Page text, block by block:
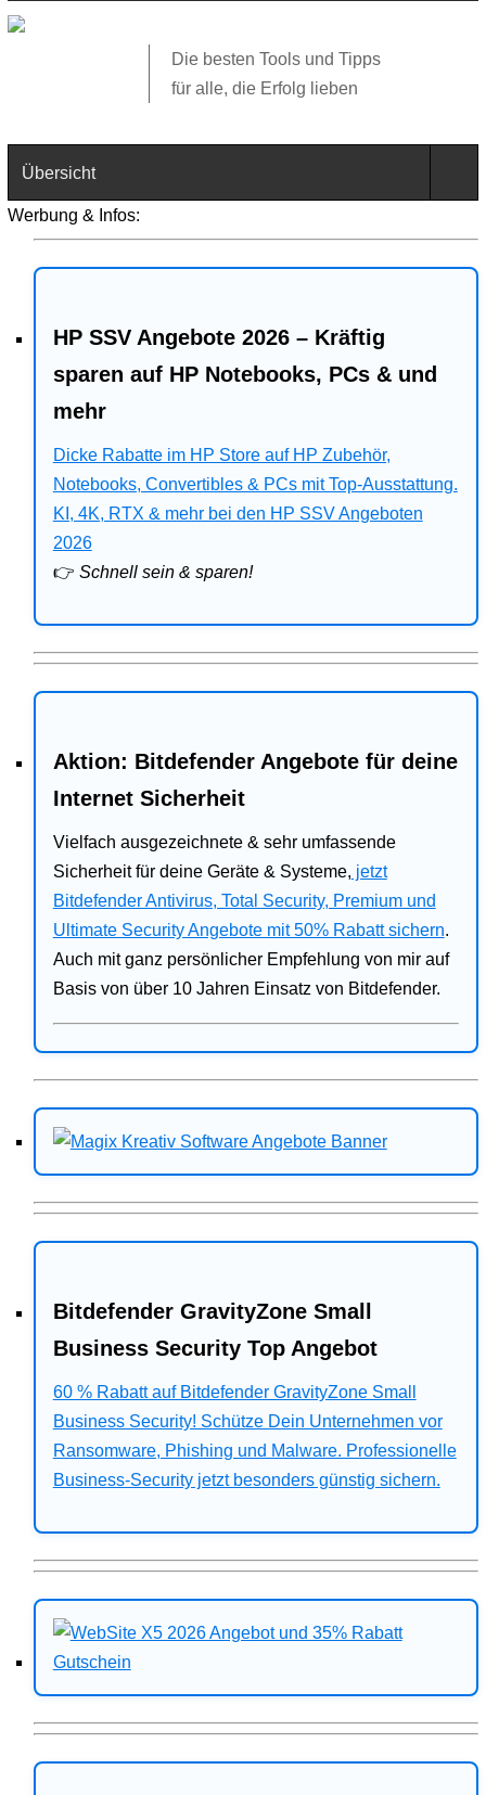
Die besten Tools und Tipps
für alle, die Erfolg lieben
Übersicht
Technik
Web
Business
Angebote
Bitdefender
Ratgeber
Werbung & Infos:
HP SSV Angebote 2026 – Kräftig
sparen auf HP Notebooks, PCs & und
mehr
Dicke Rabatte im HP Store auf HP Zubehör,
Notebooks, Convertibles & PCs mit Top-Ausstattung.
KI, 4K, RTX & mehr bei den HP SSV Angeboten
2026
👉 Schnell sein & sparen!
Aktion: Bitdefender Angebote für deine
Internet Sicherheit
Vielfach ausgezeichnete & sehr umfassende
Sicherheit für deine Geräte & Systeme, jetzt
Bitdefender Antivirus, Total Security, Premium und
Ultimate Security Angebote mit 50% Rabatt sichern.
Auch mit ganz persönlicher Empfehlung von mir auf
Basis von über 10 Jahren Einsatz von Bitdefender.
Bitdefender GravityZone Small
Business Security Top Angebot
60 % Rabatt auf Bitdefender GravityZone Small
Business Security! Schütze Dein Unternehmen vor
Ransomware, Phishing und Malware. Professionelle
Business-Security jetzt besonders günstig sichern.